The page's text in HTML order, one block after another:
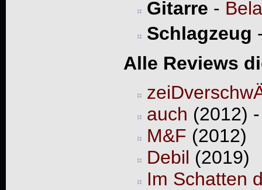
Gitarre -
Schlagzeug
Alle Reviews
auch (2012)
M&F (2012)
Debil (2019)
Im Schatten